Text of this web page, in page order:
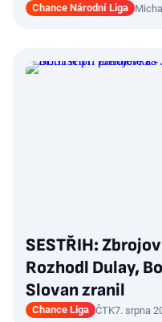
Chance Národní Liga
SESTŘIH:
Rozhodl Dulay,
Slovan zranil
Chance Liga ČTK7. srpna